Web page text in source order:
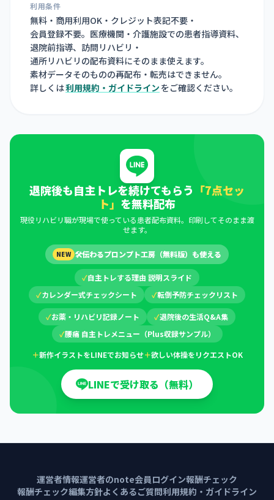
利用条件
無料・商用利用OK・クレジット表記不要・
会員登録不要。医療機関・介護施設での患者指導資料、
退院前指導、訪問リハビリ・
通所リハビリの配布資料にそのまま使えます。
素材データそのものの再配布・転売はできません。
詳しくは利用規約・ガイドライン をご確認ください。
退院後も自主トレを続けてもらう 「7点セッ
ト」 を無料配布
現役リハビリ職が現場で使っている患者配布資料。印刷してそのまま渡
せます。
NEW 🛠伝わるプロンプト工房（無料版）も使える
✓自主トレする理由 説明スライド
✓カレンダー式チェックシート ✓転倒予防チェックリスト
✓お薬・リハビリ記録ノート ✓退院後の生活Q&A集
✓腰痛 自主トレメニュー（Plus収録サンプル）
＋新作イラストをLINEでお知らせ＋欲しい体操をリクエストOK
LINEで受け取る（無料）
運営者情報運営者のnote会員ログイン報酬チェック
報酬チェック編集方針よくあるご質問利用規約・ガイドライン